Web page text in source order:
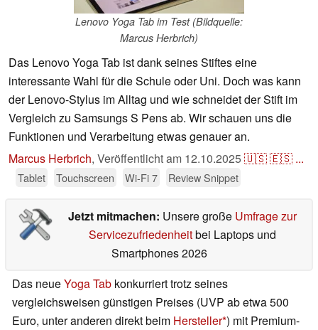
Lenovo Yoga Tab im Test (Bildquelle:
Marcus Herbrich)
Das Lenovo Yoga Tab ist dank seines Stiftes eine
interessante Wahl für die Schule oder Uni. Doch was kann
der Lenovo-Stylus im Alltag und wie schneidet der Stift im
Vergleich zu Samsungs S Pens ab. Wir schauen uns die
Funktionen und Verarbeitung etwas genauer an.
Marcus Herbrich, Veröffentlicht am 12.10.2025🇺🇸🇪🇸 ...
Tablet Touchscreen Wi-Fi 7 Review Snippet
Jetzt mitmachen: Unsere große Umfrage zur
Servicezufriedenheitbei Laptops und
Smartphones 2026
Das neueYoga Tab konkurriert trotz seines
vergleichsweisen günstigen Preises (UVP ab etwa 500
Euro, unter anderen direkt beim Hersteller ) mit Premium-